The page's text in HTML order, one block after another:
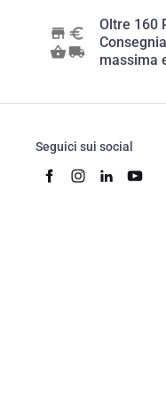
Oltre 160
massima
Seguici sui social